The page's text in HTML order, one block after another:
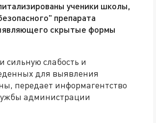
ученики школы,
препарата
скрытые формы
сильную слабость и
для выявления
передает информагентство
администрации